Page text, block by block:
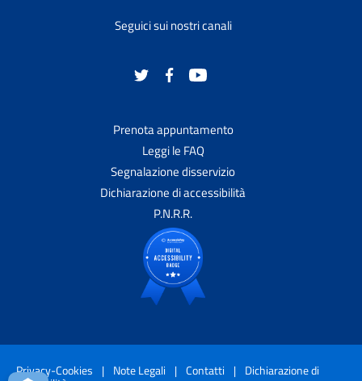
Seguici sui nostri canali
Prenota appuntamento
Leggi le FAQ
Segnalazione disservizio
Dichiarazione di accessibilità
P.N.R.R.
Privacy-Cookies | Note Legali | Contatti | Dichiarazione di